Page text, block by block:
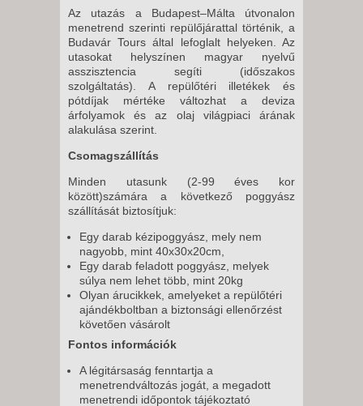
Az utazás a Budapest–Málta útvonalon
menetrend szerinti repülőjárattal történik, a
Budavár Tours által lefoglalt helyeken. Az
utasokat helyszínen magyar nyelvű
asszisztencia segíti (időszakos
szolgáltatás). A repülőtéri illetékek és
pótdíjak mértéke változhat a deviza
árfolyamok és az olaj világpiaci árának
alakulása szerint.
Csomagszállítás
Minden utasunk (2-99 éves kor
között)számára a következő poggyász
szállítását biztosítjuk:
Egy darab kézipoggyász, mely nem
nagyobb, mint 40x30x20cm,
Egy darab feladott poggyász, melyek
súlya nem lehet több, mint 20kg
Olyan árucikkek, amelyeket a repülőtéri
ajándékboltban a biztonsági ellenőrzést
követően vásárolt
Fontos információk
A légitársaság fenntartja a
menetrendváltozás jogát, a megadott
menetrendi időpontok tájékoztató